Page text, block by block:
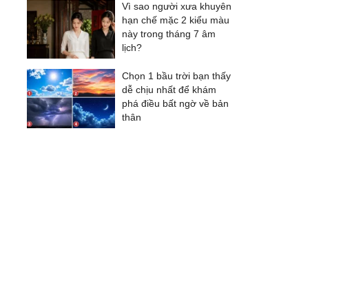
Vì sao người xưa khuyên
hạn chế mặc 2 kiểu màu
này trong tháng 7 âm
lịch?
Chọn 1 bầu trời bạn thấy
dễ chịu nhất để khám
phá điều bất ngờ về bản
thân